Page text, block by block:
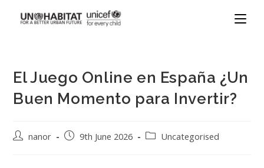
El Juego Online en España ¿Un
Buen Momento para Invertir?
nanor 9th June 2026 Uncategorised